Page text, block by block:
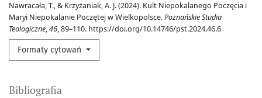
Nawracała, T., & Krzyżaniak, A. J. (2024). Kult Niepokalanego Poczęcia i
Maryi Niepokalanie Poczętej w Wielkopolsce.Poznańskie Studia
Teologiczne,46, 89–110. https://doi.org/10.14746/pst.2024.46.6
Formaty cytowań
Bibliografia